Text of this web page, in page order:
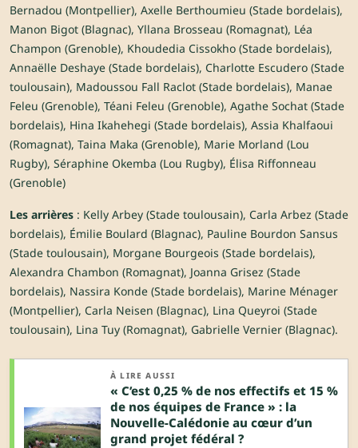
Bernadou (Montpellier), Axelle Berthoumieu (Stade bordelais),
Manon Bigot (Blagnac), Yllana Brosseau (Romagnat), Léa
Champon (Grenoble), Khoudedia Cissokho (Stade bordelais),
Annaëlle Deshaye (Stade bordelais), Charlotte Escudero (Stade
toulousain), Madoussou Fall Raclot (Stade bordelais), Manae
Feleu (Grenoble), Téani Feleu (Grenoble), Agathe Sochat (Stade
bordelais), Hina Ikahehegi (Stade bordelais), Assia Khalfaoui
(Romagnat), Taina Maka (Grenoble), Marie Morland (Lou
Rugby), Séraphine Okemba (Lou Rugby), Élisa Riffonneau
(Grenoble)
Les arrières : Kelly Arbey (Stade toulousain), Carla Arbez (Stade
bordelais), Émilie Boulard (Blagnac), Pauline Bourdon Sansus
(Stade toulousain), Morgane Bourgeois (Stade bordelais),
Alexandra Chambon (Romagnat), Joanna Grisez (Stade
bordelais), Nassira Konde (Stade bordelais), Marine Ménager
(Montpellier), Carla Neisen (Blagnac), Lina Queyroi (Stade
toulousain), Lina Tuy (Romagnat), Gabrielle Vernier (Blagnac).
À LIRE AUSSI
« C’est 0,25 % de nos effectifs et 15 %
de nos équipes de France » : la
Nouvelle-Calédonie au cœur d’un
grand projet fédéral ?